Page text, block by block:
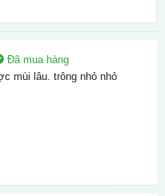
Đã mua hàng
mùi lâu. trông nhỏ nhỏ